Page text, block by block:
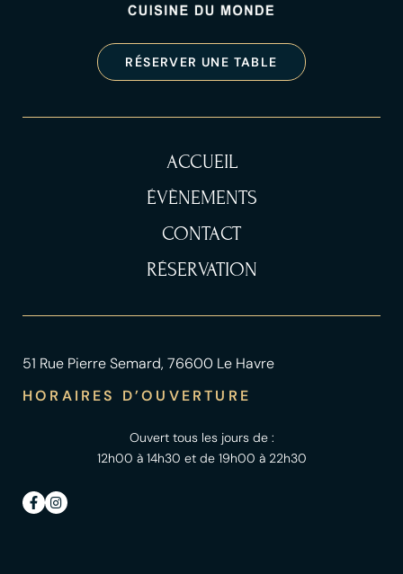
RÉSERVER UNE TABLE
ACCUEIL
ÉVÈNEMENTS
CONTACT
RÉSERVATION
51 Rue Pierre Semard, 76600 Le Havre
HORAIRES D’OUVERTURE
Ouvert tous les jours de :
12h00 à 14h30 et de 19h00 à 22h30